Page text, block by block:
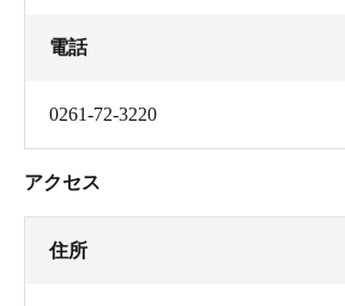
電話
0261-72-3220
アクセス
住所